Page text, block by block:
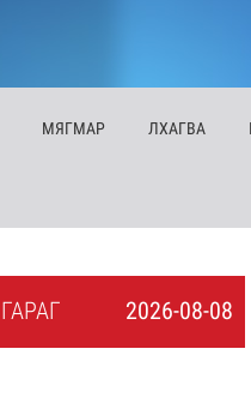
МЯГМАР ЛХАГВА
2026-08-08
ГАРАГ